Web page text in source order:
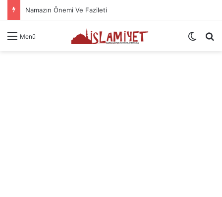
Namazın Önemi Ve Fazileti
Menü Dış